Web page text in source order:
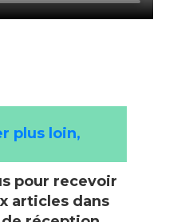
plus loin,
pour recevoir
articles dans